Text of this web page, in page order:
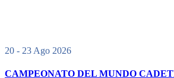
20 - 23 Ago 2026
CAMPEONATO DEL MUNDO